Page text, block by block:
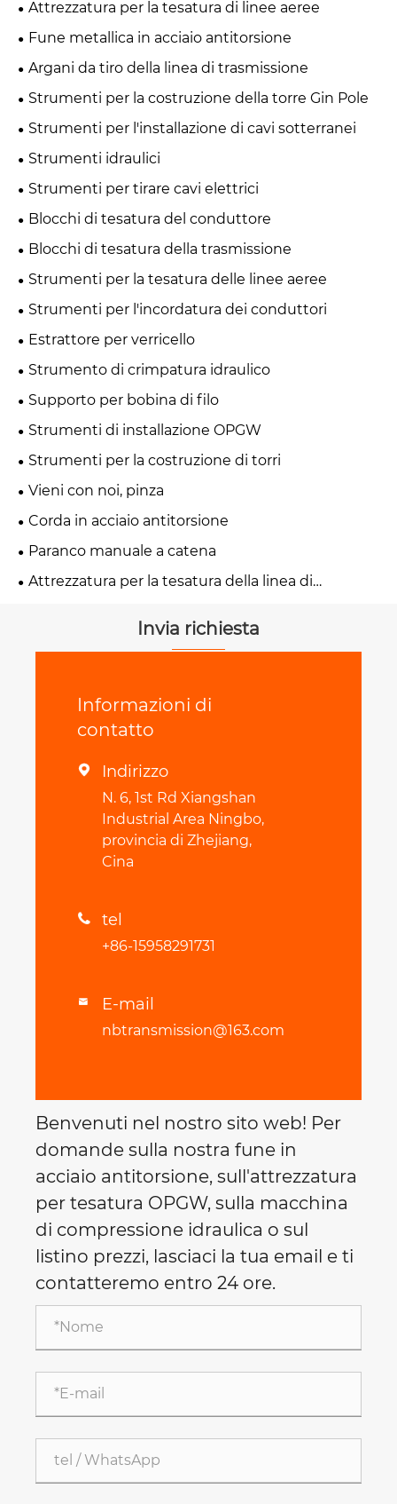
Attrezzatura per la tesatura di linee aeree
Fune metallica in acciaio antitorsione
Argani da tiro della linea di trasmissione
Strumenti per la costruzione della torre Gin Pole
Strumenti per l'installazione di cavi sotterranei
Strumenti idraulici
Strumenti per tirare cavi elettrici
Blocchi di tesatura del conduttore
Blocchi di tesatura della trasmissione
Strumenti per la tesatura delle linee aeree
Strumenti per l'incordatura dei conduttori
Estrattore per verricello
Strumento di crimpatura idraulico
Supporto per bobina di filo
Strumenti di installazione OPGW
Strumenti per la costruzione di torri
Vieni con noi, pinza
Corda in acciaio antitorsione
Paranco manuale a catena
Attrezzatura per la tesatura della linea di
Invia richiesta
Informazioni di
contatto
 Indirizzo
N. 6, 1st Rd Xiangshan
Industrial Area Ningbo,
provincia di Zhejiang,
Cina
 tel
+86-15958291731
 E-mail
nbtransmission@163.com
Benvenuti nel nostro sito web! Per
domande sulla nostra fune in
acciaio antitorsione, sull'attrezzatura
per tesatura OPGW, sulla macchina
di compressione idraulica o sul
listino prezzi, lasciaci la tua email e ti
contatteremo entro 24 ore.